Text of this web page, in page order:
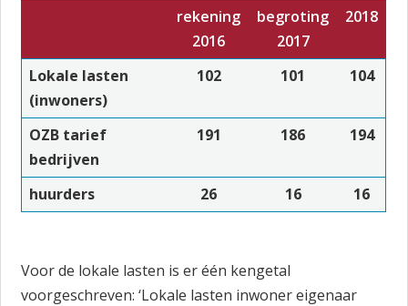
rekening
2016
begroting
2017
2018
Lokale lasten
(inwoners)
102 101 104
OZB tarief
bedrijven
191 186 194
huurders 26 16 16
Voor de lokale lasten is er één kengetal
voorgeschreven: ‘Lokale lasten inwoner eigenaar